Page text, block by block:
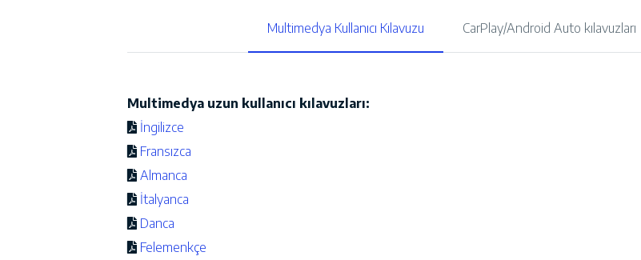
Multimedya Kullanıcı Kılavuzu CarPlay/Android Auto kılavuzları
Multimedya uzun kullanıcı kılavuzları:
İngilizce
Fransızca
Almanca
İtalyanca
Danca
Felemenkçe